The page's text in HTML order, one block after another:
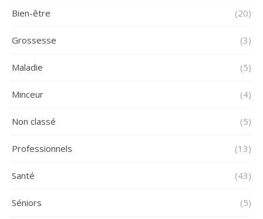
Bien-être (20)
Grossesse (3)
Maladie (5)
Minceur (4)
Non classé (5)
Professionnels (13)
Santé (43)
Séniors (5)